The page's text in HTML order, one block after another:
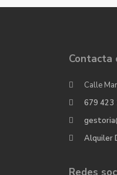
Contacta
Calle
679 423
Alquiler